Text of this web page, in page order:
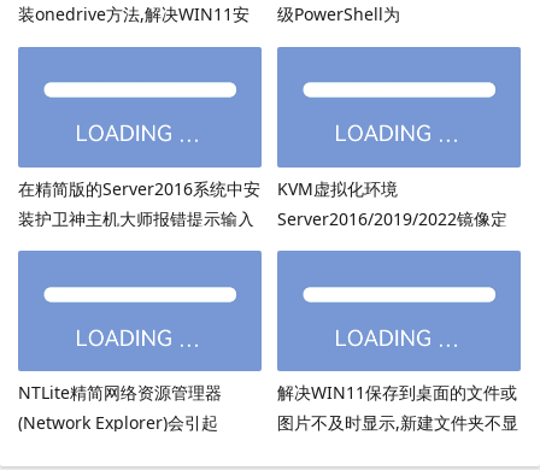
装onedrive方法,解决WIN11安
装onedrive后无法打开
级PowerShell为
PowerShell7.6.3等高版本
在精简版的Server2016系统中安
装护卫神主机大师报错提示输入
的密码超过了14个字符
KVM虚拟化环境
Server2016/2019/2022镜像定
制：用DISM离线注入virtio驱动
NTLite精简网络资源管理器
(Network Explorer)会引起
解决WIN11保存到桌面的文件或
图片不及时显示,新建文件夹不显